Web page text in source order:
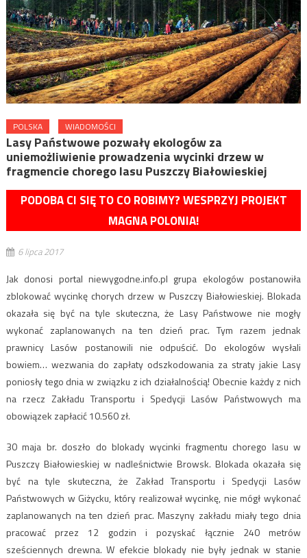
POLSKA WIADOMOŚCI
Lasy Państwowe pozwały ekologów za
uniemożliwienie prowadzenia wycinki drzew w
fragmencie chorego lasu Puszczy Białowieskiej
PODOBA CI SIĘ TO CO ROBIMY? WESPRZYJ PROJEKT
MAGNA POLONIA!
6 lipca 2017
Jak donosi portal niewygodne.info.pl grupa ekologów postanowiła
zblokować wycinkę chorych drzew w Puszczy Białowieskiej. Blokada
okazała się być na tyle skuteczna, że Lasy Państwowe nie mogły
wykonać zaplanowanych na ten dzień prac. Tym razem jednak
prawnicy Lasów postanowili nie odpuścić. Do ekologów wysłali
bowiem… wezwania do zapłaty odszkodowania za straty jakie Lasy
poniosły tego dnia w związku z ich działalnością! Obecnie każdy z nich
na rzecz Zakładu Transportu i Spedycji Lasów Państwowych ma
obowiązek zapłacić 10.560 zł.
30 maja br. doszło do blokady wycinki fragmentu chorego lasu w
Puszczy Białowieskiej w nadleśnictwie Browsk. Blokada okazała się
być na tyle skuteczna, że Zakład Transportu i Spedycji Lasów
Państwowych w Giżycku, który realizował wycinkę, nie mógł wykonać
zaplanowanych na ten dzień prac. Maszyny zakładu miały tego dnia
pracować przez 12 godzin i pozyskać łącznie 240 metrów
sześciennych drewna. W efekcie blokady nie były jednak w stanie